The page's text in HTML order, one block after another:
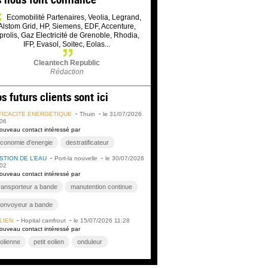
Ecomobilité Partenaires, Veolia, Legrand,
Grid, HP, Siemens, EDF, Accenture,
Gaz Electricité de Grenoble, Rhodia,
IFP, Evasol, Soitec, Eolas...
Cleantech Republic
Rédaction
futurs clients sont ici
ÉNERGÉTIQUE Thuin
le 31/07/2026
contact intéressé par
d'energie destratificateur
DE L’EAU Port-la nouvelle
le 30/07/2026
contact intéressé par
a bande manutention continue
a bande
de charges en vrac
transporteur location de convoyeurs
de chantier vente de convoyeurs
Hopital camfrout
le 15/07/2026 11:28
contact intéressé par
petit eolien onduleur